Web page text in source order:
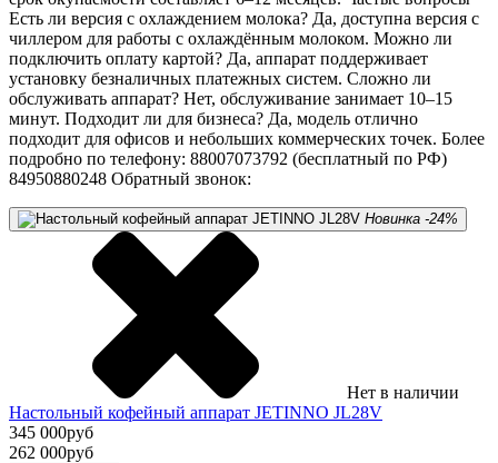
Есть ли версия с охлаждением молока? Да, доступна версия с
чиллером для работы с охлаждённым молоком. Можно ли
подключить оплату картой? Да, аппарат поддерживает
установку безналичных платежных систем. Сложно ли
обслуживать аппарат? Нет, обслуживание занимает 10–15
минут. Подходит ли для бизнеса? Да, модель отлично
подходит для офисов и небольших коммерческих точек. Более
подробно по телефону: 88007073792 (бесплатный по РФ)
84950880248 Обратный звонок:
Новинка -24%
Нет в наличии
Настольный кофейный аппарат JETINNO JL28V
345 000руб
262 000руб